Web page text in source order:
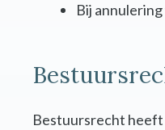
Bij
Bestuursrecht heeft